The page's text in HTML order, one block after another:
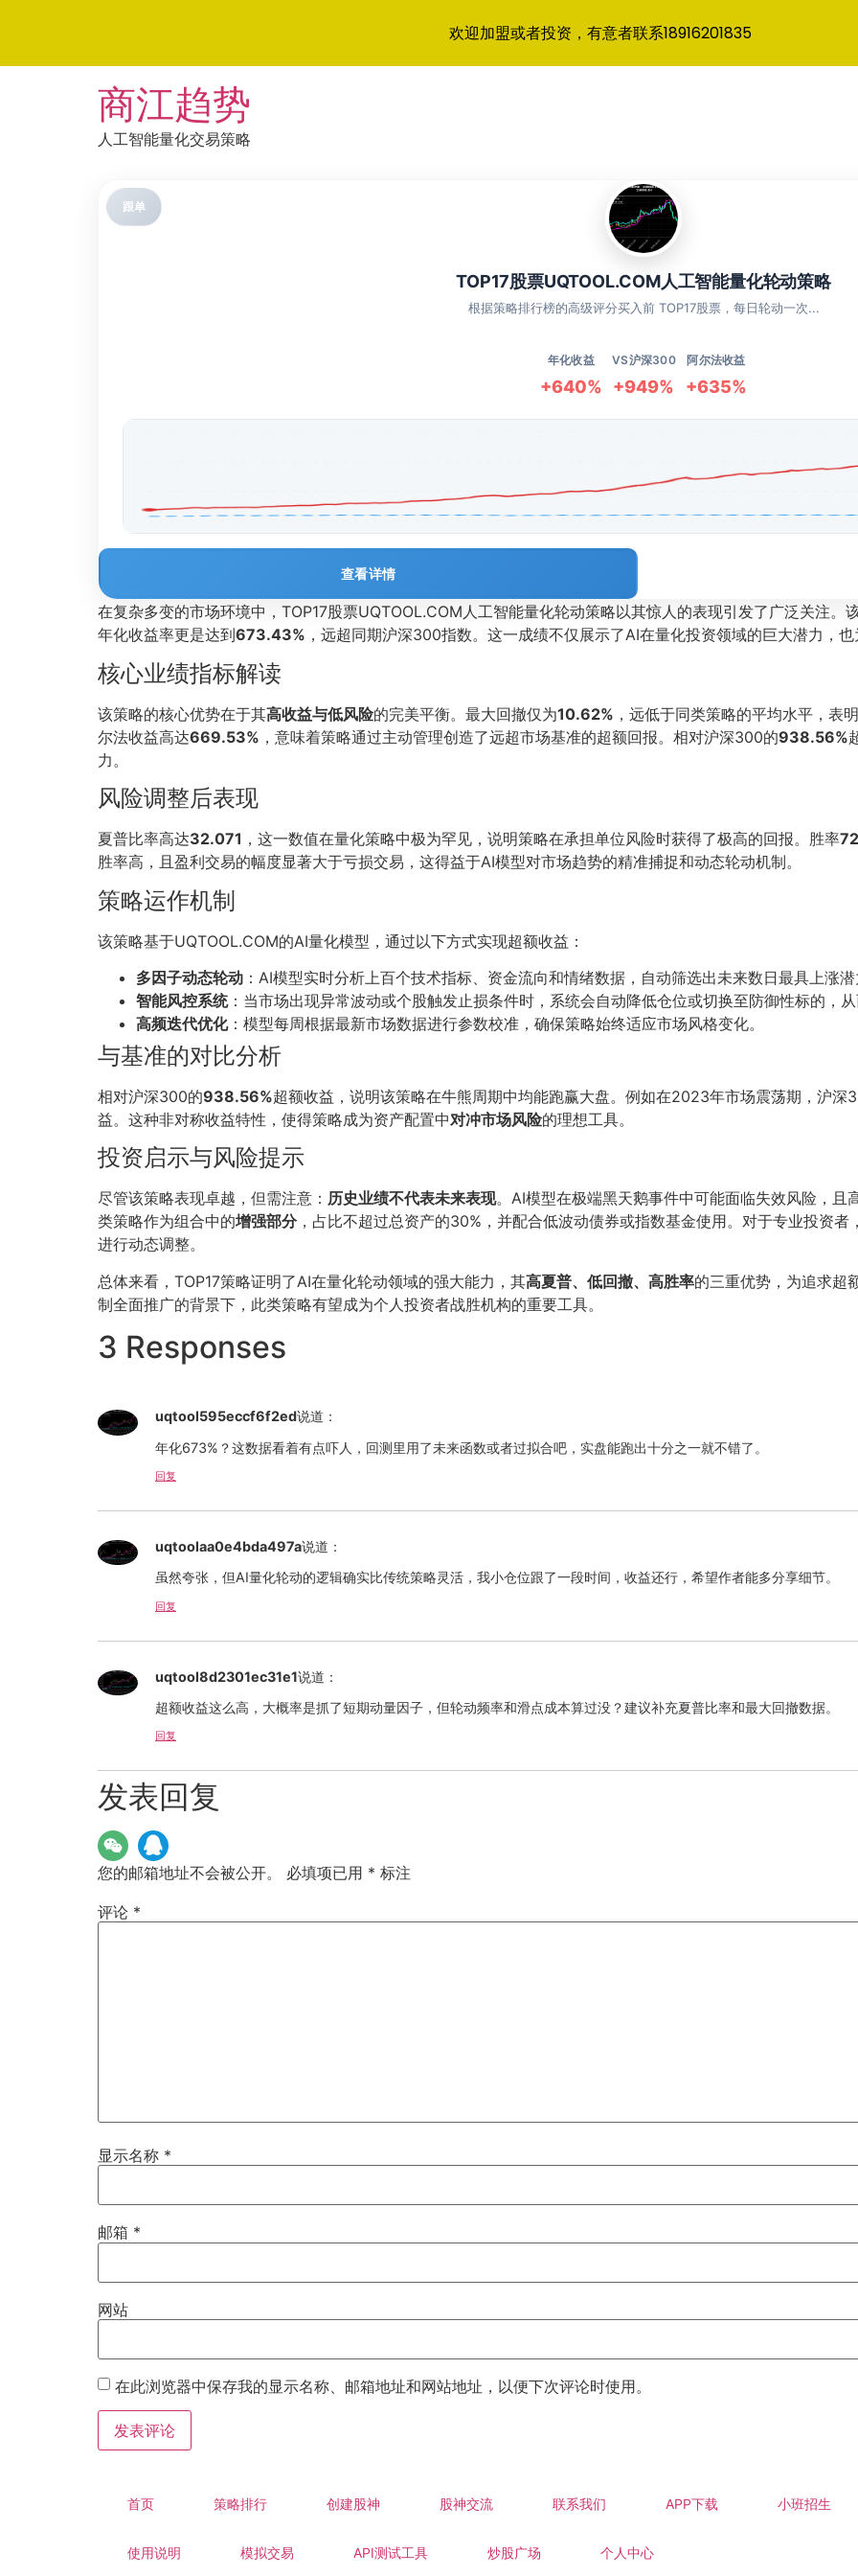
商江趋势
人工智能量化交易策略
跟单
TOP17股票UQTOOL.COM人工智能量化轮动策略
根据策略排行榜的高级评分买入前 TOP17股票，每日轮动一次...
年化收益
+640%
VS沪深300
+949%
阿尔法收益
+635%
查看详情
在复杂多变的市场环境中，TOP17股票UQTOOL.COM人工智能量化轮动策略以其惊人的表现引发了广泛关注。
年化收益率更是达到673.43% ，远超同期沪深300指数。这一成绩不仅展示了AI在量化投资领域的巨大潜力，
核心业绩指标解读
该策略的核心优势在于其高收益与低风险的完美平衡。最大回撤仅为10.62% ，远低于同类策略的平均水平，表
尔法收益高达669.53% ，意味着策略通过主动管理创造了远超市场基准的超额回报。相对沪深300的938.56%
力。
风险调整后表现
夏普比率高达32.071 ，这一数值在量化策略中极为罕见，说明策略在承担单位风险时获得了极高的回报。胜率
胜率高，且盈利交易的幅度显著大于亏损交易，这得益于AI模型对市场趋势的精准捕捉和动态轮动机制。
策略运作机制
该策略基于UQTOOL.COM的AI量化模型，通过以下方式实现超额收益：
多因子动态轮动 ：AI模型实时分析上百个技术指标、资金流向和情绪数据，自动筛选出未来数日最具上涨潜
智能风控系统：当市场出现异常波动或个股触发止损条件时，系统会自动降低仓位或切换至防御性标的，
高频迭代优化：模型每周根据最新市场数据进行参数校准，确保策略始终适应市场风格变化。
与基准的对比分析
相对沪深300的938.56%超额收益，说明该策略在牛熊周期中均能跑赢大盘。例如在2023年市场震荡期，沪
益。这种非对称收益特性，使得策略成为资产配置中对冲市场风险的理想工具。
投资启示与风险提示
尽管该策略表现卓越，但需注意： 历史业绩不代表未来表现。AI模型在极端黑天鹅事件中可能面临失效风险，
类策略作为组合中的增强部分，占比不超过总资产的30%，并配合低波动债券或指数基金使用。对于专业投资者
进行动态调整。
总体来看，TOP17策略证明了AI在量化轮动领域的强大能力，其高夏普、低回撤、高胜率的三重优势，为追求超
制全面推广的背景下，此类策略有望成为个人投资者战胜机构的重要工具。
3 Responses
uqtool595eccf6f2ed说道：
年化673%？这数据看着有点吓人，回测里用了未来函数或者过拟合吧，实盘能跑出十分之一就不错了。
回复
uqtoolaa0e4bda497a说道：
虽然夸张，但AI量化轮动的逻辑确实比传统策略灵活，我小仓位跟了一段时间，收益还行，希望作者能多分享细节。
回复
uqtool8d2301ec31e1说道：
超额收益这么高，大概率是抓了短期动量因子，但轮动频率和滑点成本算过没？建议补充夏普比率和最大回撤数据。
回复
发表回复
您的邮箱地址不会被公开。 必填项已用 * 标注
评论 *
显示名称 *
邮箱 *
网站
在此浏览器中保存我的显示名称、邮箱地址和网站地址，以便下次评论时使用。
首页 策略排行 创建股神 股神交流 联系我们 APP下载 小班招生
使用说明 模拟交易 API测试工具 炒股广场 个人中心
欢迎加盟或者投资，有意者联系18916201835